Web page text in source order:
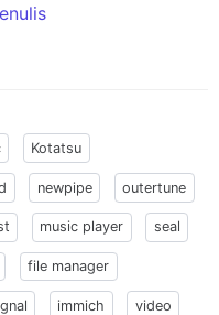
Kotatsu
newpipe outertune
music player seal
file manager
immich video